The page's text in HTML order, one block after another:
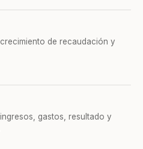
de recaudación y
gastos, resultado y